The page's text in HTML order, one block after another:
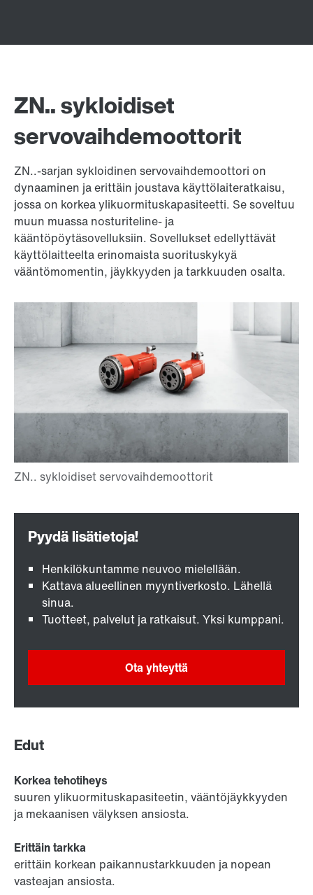
ZN.. sykloidiset
servovaihdemoottorit
ZN..-sarjan sykloidinen servovaihdemoottori on
dynaaminen ja erittäin joustava käyttölaiteratkaisu,
jossa on korkea ylikuormituskapasiteetti. Se soveltuu
muun muassa nosturiteline- ja
kääntöpöytäsovelluksiin. Sovellukset edellyttävät
käyttölaitteelta erinomaista suorituskykyä
vääntömomentin, jäykkyyden ja tarkkuuden osalta.
Henkilökuntamme neuvoo mielellään.
Kattava alueellinen myyntiverkosto. Lähellä
sinua.
Tuotteet, palvelut ja ratkaisut. Yksi kumppani.
Ota yhteyttä
Edut
Korkea tehotiheys
suuren ylikuormituskapasiteetin, vääntöjäykkyyden
ja mekaanisen välyksen ansiosta.
Erittäin tarkka
erittäin korkean paikannustarkkuuden ja nopean
vasteajan ansiosta.